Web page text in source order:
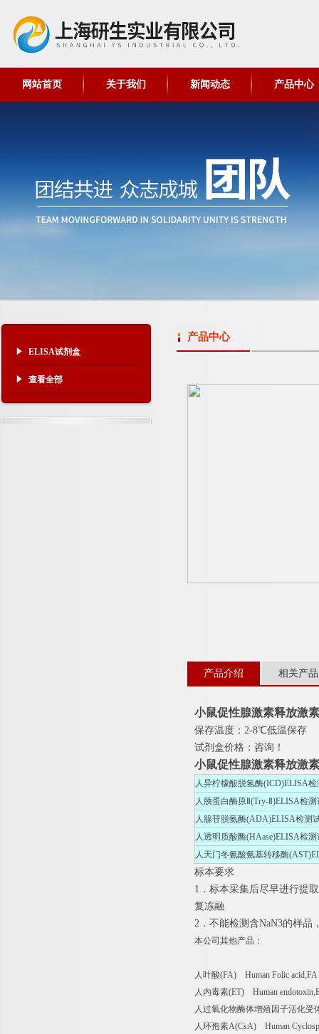
网站首页 关于我们 新闻动态 产品中心
ELISA试剂盒
查看全部
产品中心
产品介绍 相关产品
小鼠促性腺激素释放激
保存温度：2-8℃低温保存
试剂盒价格：咨询！
小鼠促性腺激素释放激
人异柠檬酸脱氢酶(ICD)ELISA
人胰蛋白酶原Ⅱ(Try-Ⅱ)ELISA检
人腺苷脱氨酶(ADA)ELISA检测
人透明质酸酶(HAase)ELISA检
人天门冬氨酸氨基转移酶
标本要求
1．标本采集后尽早进行提
复冻融
2．不能检测含NaN3的样品
本公司其他产品：
人叶酸(FA) Human Folic
人内毒素(ET) Human
人过氧化物酶体增殖因子活化受
人环孢素A(CsA) Human